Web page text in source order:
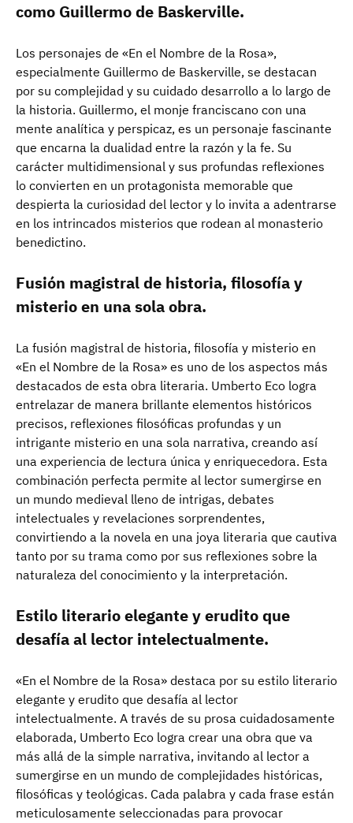
como Guillermo de Baskerville.
Los personajes de «En el Nombre de la Rosa»,
especialmente Guillermo de Baskerville, se destacan
por su complejidad y su cuidado desarrollo a lo largo de
la historia. Guillermo, el monje franciscano con una
mente analítica y perspicaz, es un personaje fascinante
que encarna la dualidad entre la razón y la fe. Su
carácter multidimensional y sus profundas reflexiones
lo convierten en un protagonista memorable que
despierta la curiosidad del lector y lo invita a adentrarse
en los intrincados misterios que rodean al monasterio
benedictino.
Fusión magistral de historia, filosofía y
misterio en una sola obra.
La fusión magistral de historia, filosofía y misterio en
«En el Nombre de la Rosa» es uno de los aspectos más
destacados de esta obra literaria. Umberto Eco logra
entrelazar de manera brillante elementos históricos
precisos, reflexiones filosóficas profundas y un
intrigante misterio en una sola narrativa, creando así
una experiencia de lectura única y enriquecedora. Esta
combinación perfecta permite al lector sumergirse en
un mundo medieval lleno de intrigas, debates
intelectuales y revelaciones sorprendentes,
convirtiendo a la novela en una joya literaria que cautiva
tanto por su trama como por sus reflexiones sobre la
naturaleza del conocimiento y la interpretación.
Estilo literario elegante y erudito que
desafía al lector intelectualmente.
«En el Nombre de la Rosa» destaca por su estilo literario
elegante y erudito que desafía al lector
intelectualmente. A través de su prosa cuidadosamente
elaborada, Umberto Eco logra crear una obra que va
más allá de la simple narrativa, invitando al lector a
sumergirse en un mundo de complejidades históricas,
filosóficas y teológicas. Cada palabra y cada frase están
meticulosamente seleccionadas para provocar